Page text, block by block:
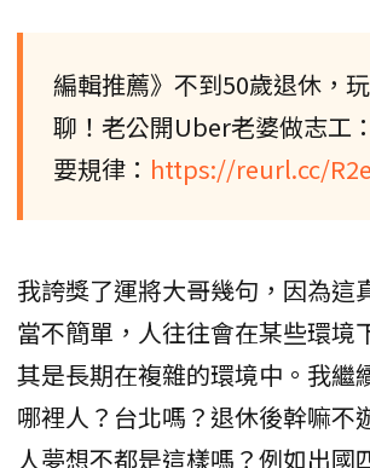
編輯推薦》不到50歲退休，
聊！老公開Uber老婆做志工
要規律： https://reurl.cc/
我誇獎了運將大哥幾句，因為這
當不簡單，人往往會在某些環境
其是長期在複雜的環境中。我繼
哪裡人？台北嗎？退休後幹嘛不
人夢想不都是這樣嗎？例如出國